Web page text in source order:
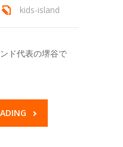
kids-island
ド代表の堺谷で